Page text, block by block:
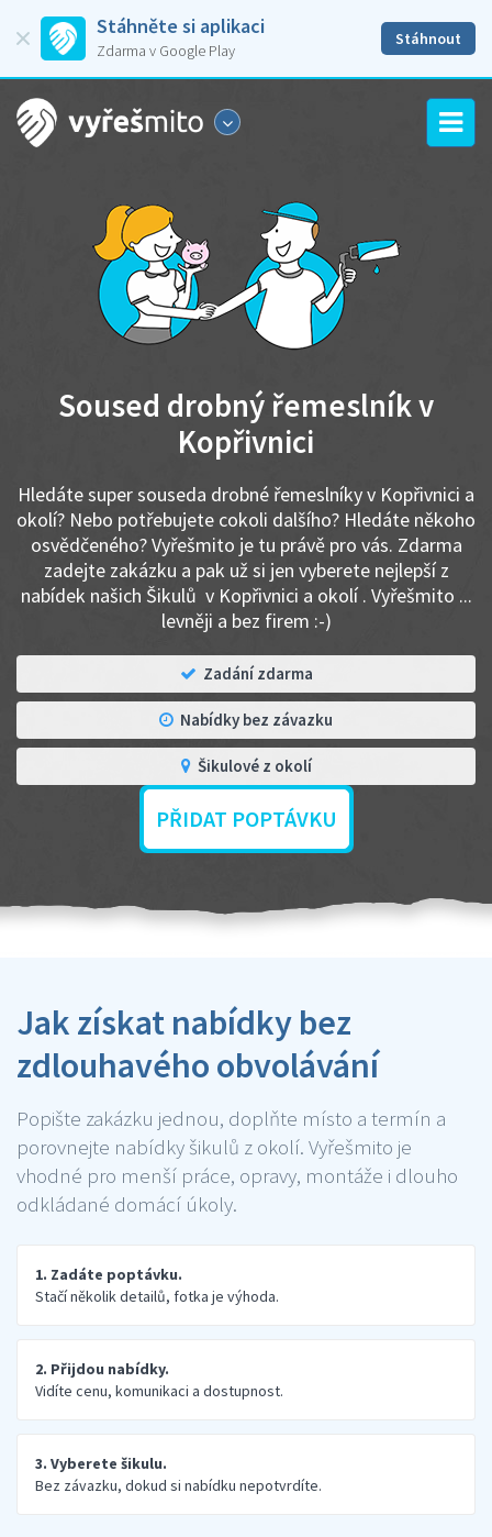
Stáhněte si aplikaci
Zdarma v Google Play
Stáhnout
Soused drobný řemeslník v
Kopřivnici
Hledáte super souseda drobné řemeslníky v Kopřivnici a
okolí? Nebo potřebujete cokoli dalšího? Hledáte někoho
osvědčeného? Vyřešmito je tu právě pro vás. Zdarma
zadejte zakázku a pak už si jen vyberete nejlepší z
nabídek našich Šikulů v Kopřivnici a okolí . Vyřešmito ...
levněji a bez firem :-)
Zadání zdarma
Nabídky bez závazku
Šikulové z okolí
PŘIDAT POPTÁVKU
Jak získat nabídky bez
zdlouhavého obvolávání
Popište zakázku jednou, doplňte místo a termín a
porovnejte nabídky šikulů z okolí. Vyřešmito je
vhodné pro menší práce, opravy, montáže i dlouho
odkládané domácí úkoly.
1. Zadáte poptávku.
Stačí několik detailů, fotka je výhoda.
2. Přijdou nabídky.
Vidíte cenu, komunikaci a dostupnost.
3. Vyberete šikulu.
Bez závazku, dokud si nabídku nepotvrdíte.